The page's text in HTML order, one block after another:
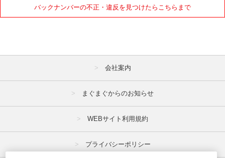
バックナンバーの不正・違反を見つけたらこちらまで
2021年
10月 11月 12月
2020年
5月
会社案内
まぐまぐからのお知らせ
WEBサイト利用規約
プライバシーポリシー